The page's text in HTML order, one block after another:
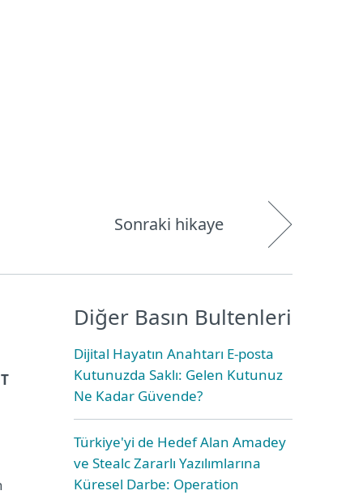
Sonraki hikaye
Diğer Basın Bultenleri
Dijital Hayatın Anahtarı E-posta
Kutunuzda Saklı: Gelen Kutunuz
Ne Kadar Güvende?
Türkiye'yi de Hedef Alan Amadey
ve Stealc Zararlı Yazılımlarına
Küresel Darbe: Operation